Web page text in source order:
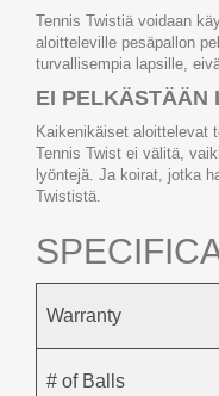
Tennis Twistiä voidaan
aloitteleville pesäpallon
turvallisempia lapsille,
EI PELKÄSTÄÄN
Kaikenikäiset aloittelevat
Tennis Twist ei välitä,
lyöntejä. Ja koirat, jotka
Twististä.
Warranty
# of Balls